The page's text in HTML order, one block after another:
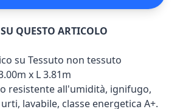
QUESTO ARTICOLO
su Tessuto non tessuto
x L 3.81m
resistente all'umidità, ignifugo,
lavabile, classe energetica A+.